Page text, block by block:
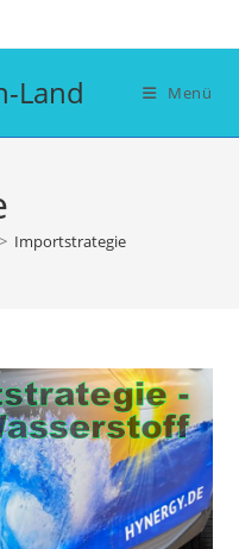
Land Menü
> Importstrategie